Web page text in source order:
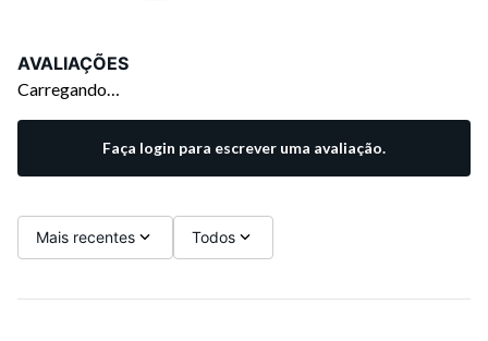
AVALIAÇÕES
Carregando…
Faça login para escrever uma avaliação.
Mais recentes Todos